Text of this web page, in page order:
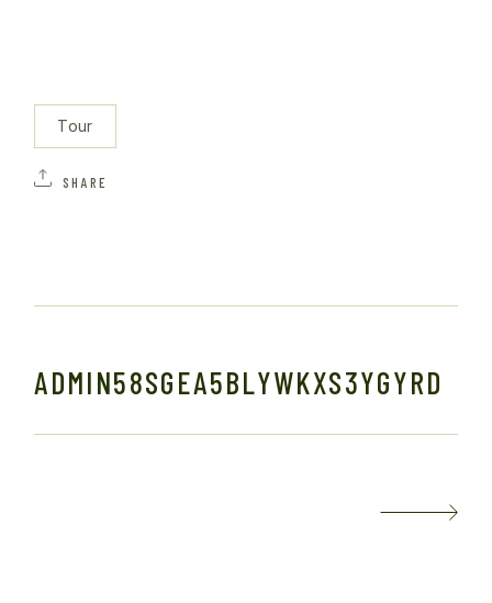
Tour
SHARE
ADMIN58SGEA5BLYWKXS3YGYRD